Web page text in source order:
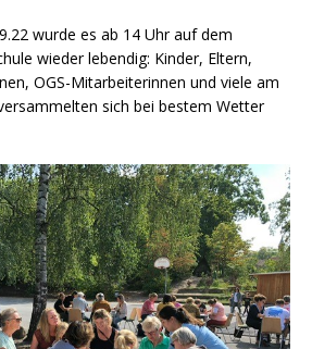
wurde es ab 14 Uhr auf dem
wieder lebendig: Kinder, Eltern,
OGS-Mitarbeiterinnen und viele am
sich bei bestem Wetter